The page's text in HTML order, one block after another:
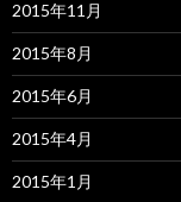
2015年11月
2015年8月
2015年6月
2015年4月
2015年1月